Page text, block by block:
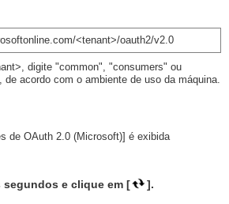
<tenant>/oauth2/v2.0
digite "common", "consumers" ou
de acordo com o ambiente de uso da máquina.
de OAuth 2.0 (Microsoft)] é exibida
segundos e clique em [ ].